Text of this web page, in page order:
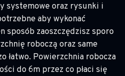
systemowe oraz rysunki i
aby wykonać
sposób zaoszczędzisz sporo
roboczą oraz same
łatwo. Powierzchnia robocza
do 6m przez co płaci się